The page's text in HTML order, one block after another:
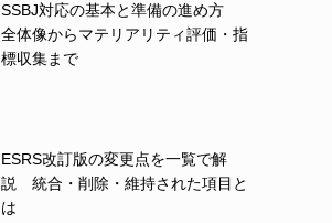
SSBJ対応の基本と準備の進め方
全体像からマテリアリティ評価・指
標収集まで
ESRS改訂版の変更点を一覧で解
説 統合・削除・維持された項目と
は